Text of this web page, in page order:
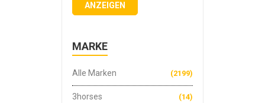
ANZEIGEN
MARKE
Alle Marken (2199)
3horses (14)